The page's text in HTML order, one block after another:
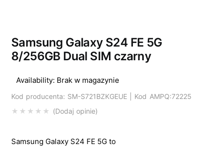
Samsung Galaxy S24 FE 5G
8/256GB Dual SIM czarny
Dodaj opinie
Availability: Brak w magazynie
Kod producenta: SM-S721BZKGEUE | Kod AMPQ:72225
Samsung Galaxy S24 FE 5G to